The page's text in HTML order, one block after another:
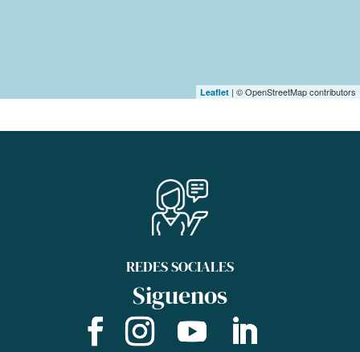
Leaflet | © OpenStreetMap contributors
REDES SOCIALES
Siguenos